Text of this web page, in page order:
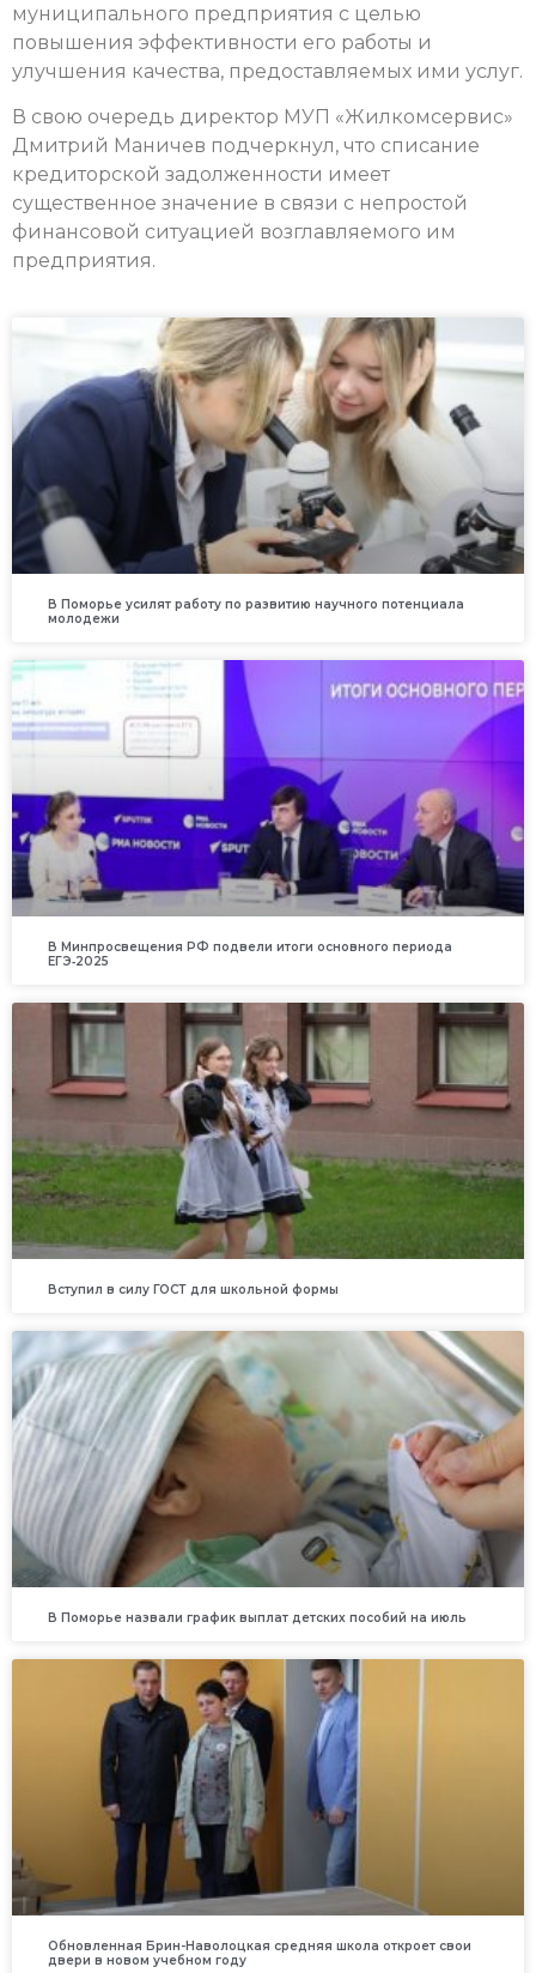
муниципального предприятия с целью
повышения эффективности его работы и
улучшения качества, предоставляемых ими услуг.
В свою очередь директор МУП «Жилкомсервис»
Дмитрий Маничев подчеркнул, что списание
кредиторской задолженности имеет
существенное значение в связи с непростой
финансовой ситуацией возглавляемого им
предприятия.
В Поморье усилят работу по развитию научного потенциала
молодежи
В Минпросвещения РФ подвели итоги основного периода
ЕГЭ‑2025
Вступил в силу ГОСТ для школьной формы
В Поморье назвали график выплат детских пособий на июль
Обновленная Брин-Наволоцкая средняя школа откроет свои
двери в новом учебном году